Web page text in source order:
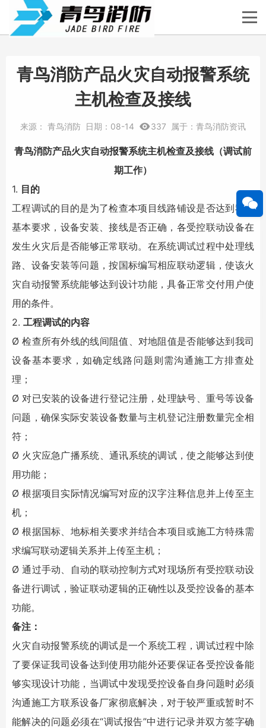
青鸟消防产品火灾自动报警系统
主机检查及接线
来源： 青鸟消防 日期： 08-14 337 属于： 青鸟消防资讯
青鸟消防产品火灾自动报警系统主机检查及接线（调试前
期工作）
1. 目的
工程调试的目的是为了检查本项目线路铺设是否达到我司
基本要求，设备安装、接线是否正确，各受控联动设备在
发生火灾后是否能够正常联动。在系统调试过程中处理线
路、设备安装等问题，按国标编写相应联动逻辑，使该火
灾自动报警系统能够达到设计功能，具备正常交付用户使
用的条件。
2. 工程调试的内容
Ø 检查所有外线的线间阻值、对地阻值是否能够达到我司
设备基本要求，如确定线路问题则需沟通施工方排查处
理；
Ø 对已安装的设备进行登记注册，处理缺号、重号等设备
问题，确保实际安装设备数量与主机登记注册数量完全相
符；
Ø 火灾应急广播系统、通讯系统的调试，使之能够达到使
用功能；
Ø 根据项目实际情况编写对应的汉字注释信息并上传至主
机；
Ø 根据国标、地标相关要求并结合本项目或施工方特殊需
求编写联动逻辑关系并上传至主机；
Ø 通过手动、自动的联动控制方式对现场所有受控联动设
备进行调试，验证联动逻辑的正确性以及受控设备的基本
功能。
备注：
火灾自动报警系统的调试是一个系统工程，调试过程中除
了要保证我司设备达到使用功能外还要保证各受控设备能
够实现设计功能，当调试中发现受控设备自身问题时必须
沟通施工方联系设备厂家彻底解决，对于较严重或暂时不
能解决的问题必须在“调试报告”中进行记录并双方签字确